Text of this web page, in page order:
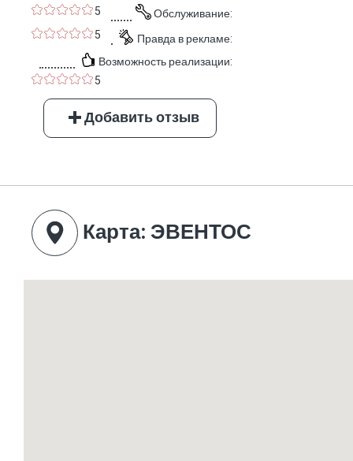
Обслуживание:
5
Правда в рекламе:
5
Возможность реализации:
5
Добавить отзыв
Карта: ЭВЕНТОС